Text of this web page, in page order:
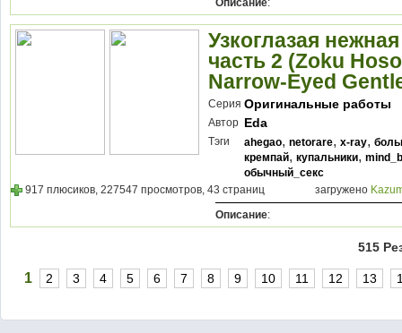
Описание:
Узкоглазая
часть 2 (Zoku
Narrow-Eyed
Серия Оригинальные работы
Автор Eda
Тэги ahegao, netorare, x-ray,
кремпай, купальники,
обычный_секс
917 плюсиков, 227547 просмотров, 43 страниц
загружено
Описание:
515
1 2 3 4 5 6 7 8 9 10 11 12 13